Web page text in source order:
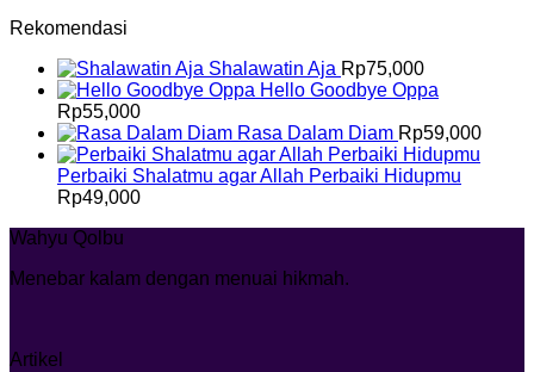
Rekomendasi
Shalawatin Aja Rp75,000
Hello Goodbye Oppa
Rp55,000
Rasa Dalam Diam Rp59,000
Perbaiki Shalatmu agar Allah Perbaiki Hidupmu
Rp49,000
Wahyu Qolbu
Menebar kalam dengan menuai hikmah.
Artikel